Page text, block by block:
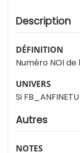
Description
DÉFINITION
Numéro NOI
UNIVERS
Si
Autres
NOTES